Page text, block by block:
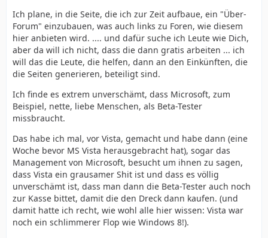
Ich plane, in die Seite, die ich zur Zeit aufbaue, ein "Über-
Forum" einzubauen, was auch links zu Foren, wie diesem
hier anbieten wird. .... und dafür suche ich Leute wie Dich,
aber da will ich nicht, dass die dann gratis arbeiten ... ich
will das die Leute, die helfen, dann an den Einkünften, die
die Seiten generieren, beteiligt sind.
Ich finde es extrem unverschämt, dass Microsoft, zum
Beispiel, nette, liebe Menschen, als Beta-Tester
missbraucht.
Das habe ich mal, vor Vista, gemacht und habe dann (eine
Woche bevor MS Vista herausgebracht hat), sogar das
Management von Microsoft, besucht um ihnen zu sagen,
dass Vista ein grausamer Shit ist und dass es völlig
unverschämt ist, dass man dann die Beta-Tester auch noch
zur Kasse bittet, damit die den Dreck dann kaufen. (und
damit hatte ich recht, wie wohl alle hier wissen: Vista war
noch ein schlimmerer Flop wie Windows 8!).